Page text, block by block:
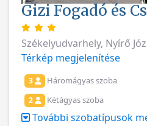
Gizi Fogadó és
Székelyudvarhely, Nyírő
Térkép megjelenítése
3 Háromágyas szoba
2 Kétágyas szoba
További szobatípusok